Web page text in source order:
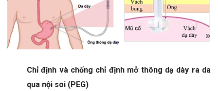
Chỉ định và chống chỉ định mở thông dạ dày ra da
qua nội soi (PEG)